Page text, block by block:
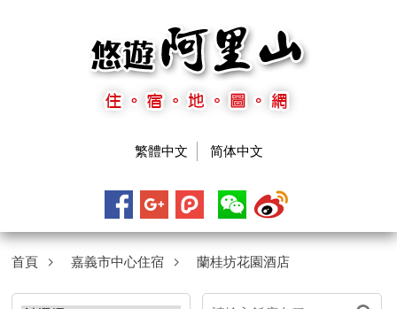
繁體中文 简体中文
首頁 嘉義市中心住宿 蘭桂坊花園酒店